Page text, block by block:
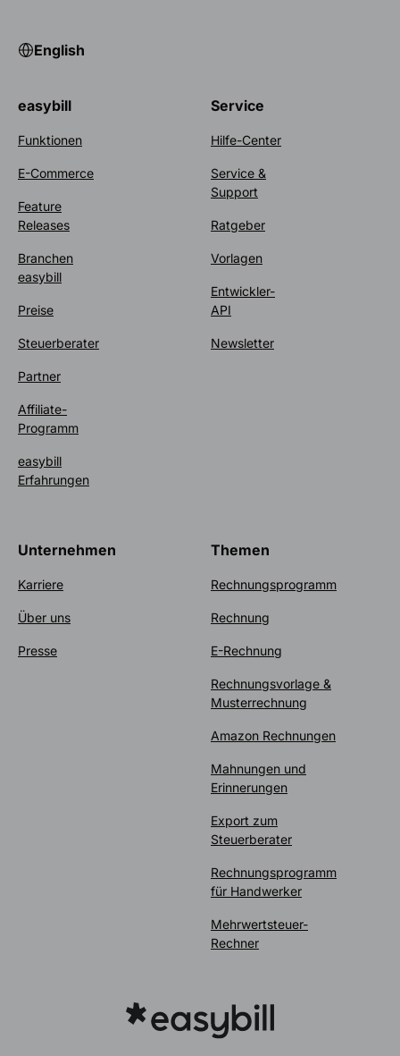
English
easybill
Funktionen
E-Commerce
Feature
Releases
Branchen
easybill
Preise
Steuerberater
Partner
Affiliate-
Programm
easybill
Erfahrungen
Service
Hilfe-Center
Service &
Support
Ratgeber
Vorlagen
Entwickler-
API
Newsletter
Unternehmen
Karriere
Über uns
Presse
Themen
Rechnungsprogramm
Rechnung
E-Rechnung
Rechnungsvorlage &
Musterrechnung
Amazon Rechnungen
Mahnungen und
Erinnerungen
Export zum
Steuerberater
Rechnungsprogramm
für Handwerker
Mehrwertsteuer-
Rechner